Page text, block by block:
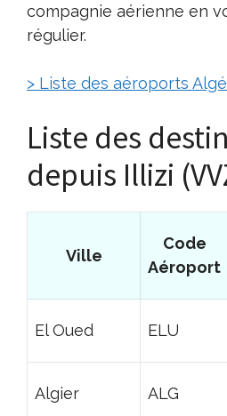
compagnie aérienne en
régulier.
> Liste des aéroports
Liste des
depuis Illizi
Ville
Code
Aéroport
El Oued ELU
Algier ALG